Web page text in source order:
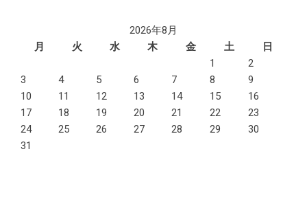
2026年8月
月
火 水 木 金 土
日
1
2
3
4 5 6 7 8
9
10
11 12 13 14 15
16
17
18 19 20 21 22
23
24
25 26 27 28 29
30
31